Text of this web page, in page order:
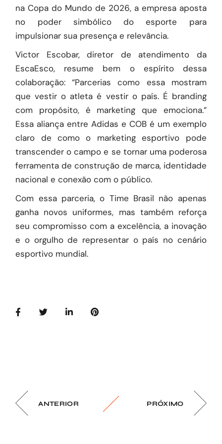
na Copa do Mundo de 2026, a empresa aposta
no poder simbólico do esporte para
impulsionar sua presença e relevância.
Victor Escobar, diretor de atendimento da
EscaEsco, resume bem o espírito dessa
colaboração: “Parcerias como essa mostram
que vestir o atleta é vestir o país. É branding
com propósito, é marketing que emociona.”
Essa aliança entre Adidas e COB é um exemplo
claro de como o marketing esportivo pode
transcender o campo e se tornar uma poderosa
ferramenta de construção de marca, identidade
nacional e conexão com o público.
Com essa parceria, o Time Brasil não apenas
ganha novos uniformes, mas também reforça
seu compromisso com a excelência, a inovação
e o orgulho de representar o país no cenário
esportivo mundial.
ANTERIOR PRÓXIMO